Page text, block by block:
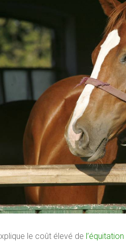
le coût élevé de l’équitation